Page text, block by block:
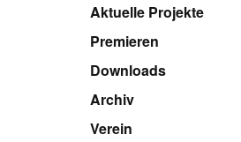
Aktuelle Projekte
Premieren
Downloads
Archiv
Verein